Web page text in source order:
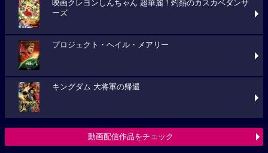
映画クレヨンしんちゃん 超華麗！灼熱のカスカベダンサ
ーズ
プロジェクト・ヘイル・メアリー
キングダム 大将軍の帰還
動画配信作品をチェック